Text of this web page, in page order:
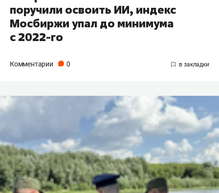
поручили освоить ИИ, индекс
Мосбиржи упал до минимума
с 2022-го
Комментарии 0